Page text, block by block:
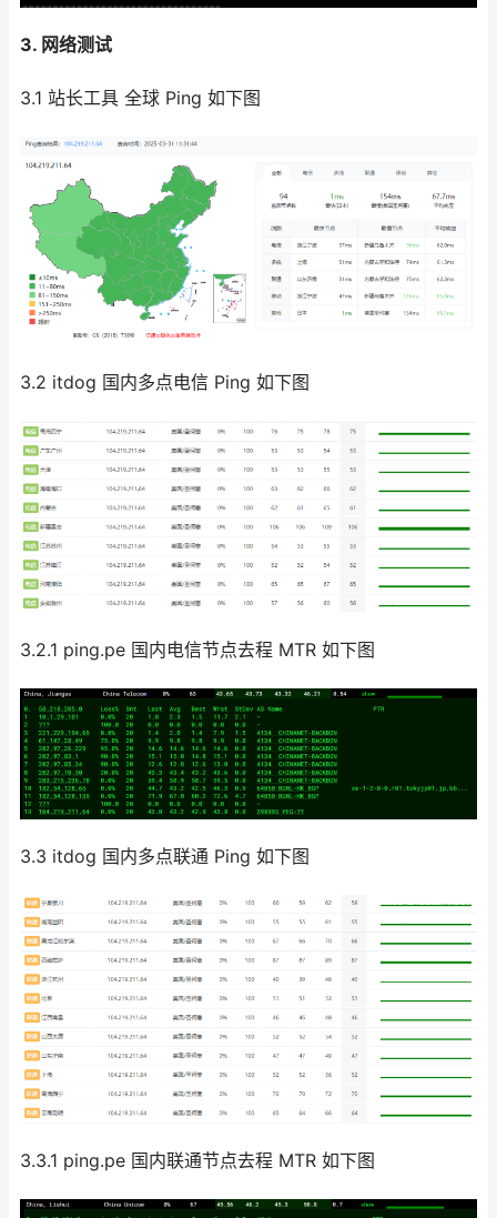
3. 网络测试
3.1 站长工具 全球 Ping 如下图
3.2 itdog 国内多点电信 Ping 如下图
3.2.1 ping.pe 国内电信节点去程 MTR 如下图
3.3 itdog 国内多点联通 Ping 如下图
3.3.1 ping.pe 国内联通节点去程 MTR 如下图